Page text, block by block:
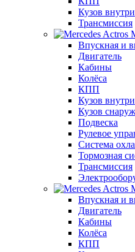
Кузов внутри
Трансмиссия
Впускная и
Двигатель
Кабины
Колёса
КПП
Кузов внутри
Кузов
Подвеска
Рулевое
Система
Тормозная
Трансмиссия
Впускная и
Двигатель
Кабины
Колёса
КПП